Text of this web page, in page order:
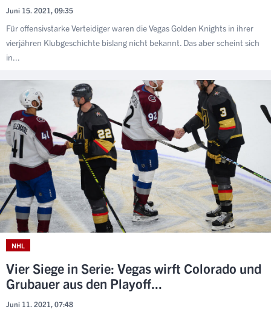
Juni 15. 2021, 09:35
Für offensivstarke Verteidiger waren die Vegas Golden Knights in ihrer
vierjähren Klubgeschichte bislang nicht bekannt. Das aber scheint sich
in...
NHL
Vier Siege in Serie: Vegas wirft Colorado und
Grubauer aus den Playoff...
Juni 11. 2021, 07:48